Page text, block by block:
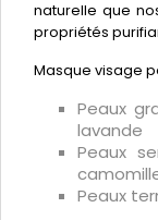
naturelle que
propriétés
Masque visage
Peaux
lavande
Peaux
Peaux